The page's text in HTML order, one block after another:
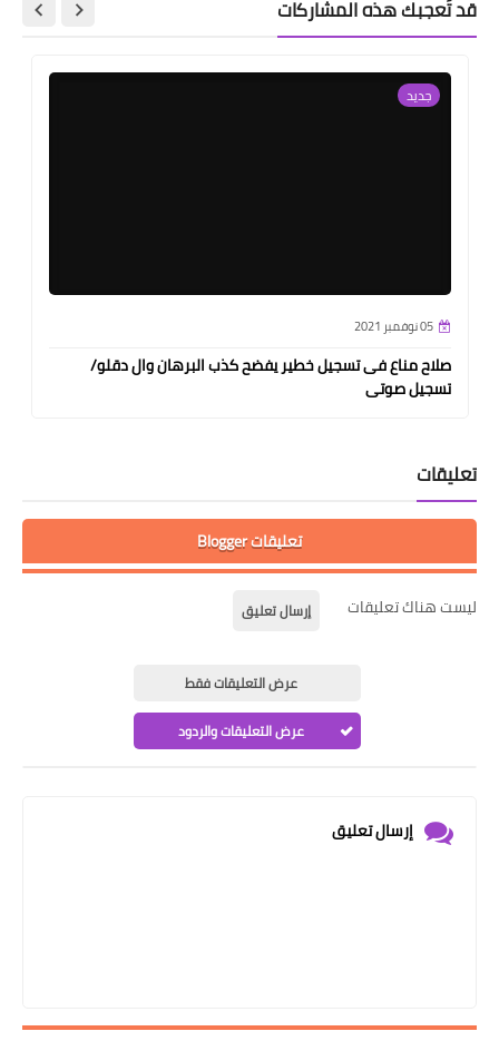
قد تُعجبك هذه المشاركات
جديد
05 نوفمبر 2021
صلاح مناع فى تسجيل خطير يفضح كذب البرهان وال دقلو/
تسجيل صوتى
تعليقات
تعليقات Blogger
ليست هناك تعليقات إرسال تعليق
عرض التعليقات فقط
عرض التعليقات والردود
إرسال تعليق